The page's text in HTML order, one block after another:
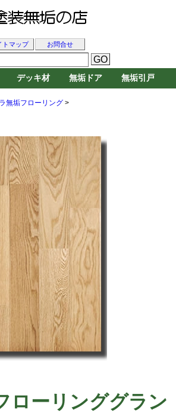
無垢フローリング >
ローリンググラン
トマップ お問合せ
デッキ材 無垢ドア 無垢引戸